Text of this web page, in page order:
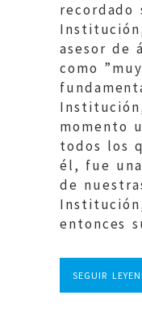
recordado
asesor de
como
momento
todos los
él, fue
de
entonces
SEGUIR